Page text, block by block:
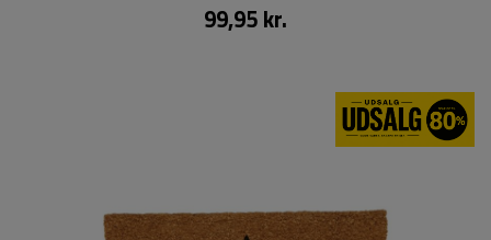
99,95 kr.